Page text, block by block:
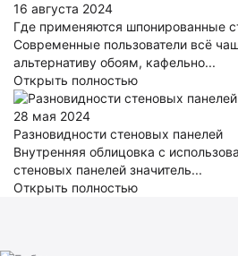
16 августа 2024
Где применяются шпонированные
Современные пользователи всё
альтернативу обоям, кафельно...
Открыть полностью
28 мая 2024
Разновидности стеновых панелей
Внутренняя облицовка с
стеновых панелей значитель...
Открыть полностью